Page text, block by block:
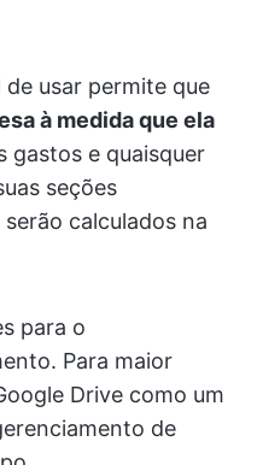
usar permite que
à medida que ela
gastos e quaisquer
seções
calculados na
para o
Para maior
Drive como um
de